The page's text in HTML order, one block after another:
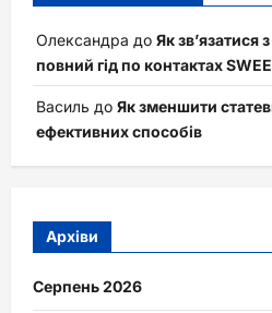
Олександра до Як зв’язатися
повний гід по контактах
Василь до Як зменшити
ефективних способів
Архіви
Серпень 2026